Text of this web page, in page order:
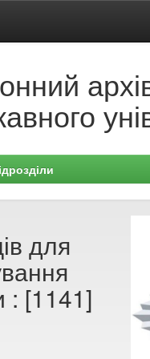
для
: [1141]